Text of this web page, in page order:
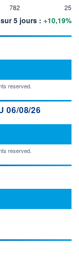
782 25
5 jours : +10,19%
reserved.
06/08/26
reserved.